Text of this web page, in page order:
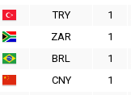
TRY
1
ZAR
1
BRL
1
CNY
1